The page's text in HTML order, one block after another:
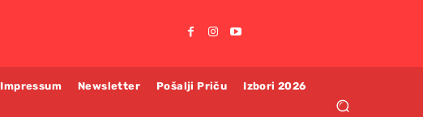
Impressum Newsletter Pošalji Priču Izbori 2026